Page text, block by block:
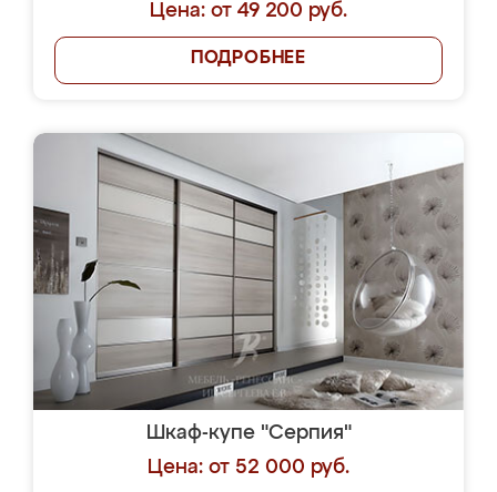
Цена: от 49 200 руб.
ПОДРОБНЕЕ
Шкаф-купе "Серпия"
Цена: от 52 000 руб.